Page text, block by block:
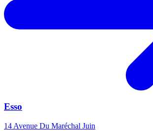
Esso
14 Avenue Du Maréchal Juin